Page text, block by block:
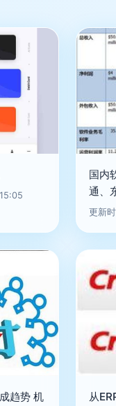
国内
通、
更新
趋势 机
从